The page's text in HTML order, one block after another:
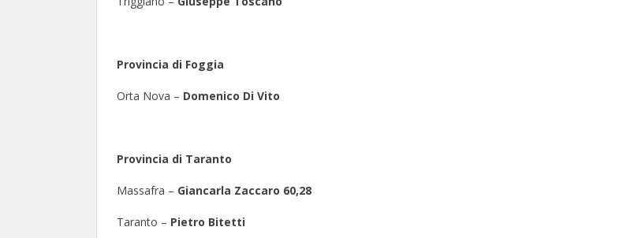
Provincia di Foggia
Orta Nova – Domenico Di Vito
Provincia di Taranto
Massafra – Giancarla Zaccaro 60,28
Taranto – Pietro Bitetti